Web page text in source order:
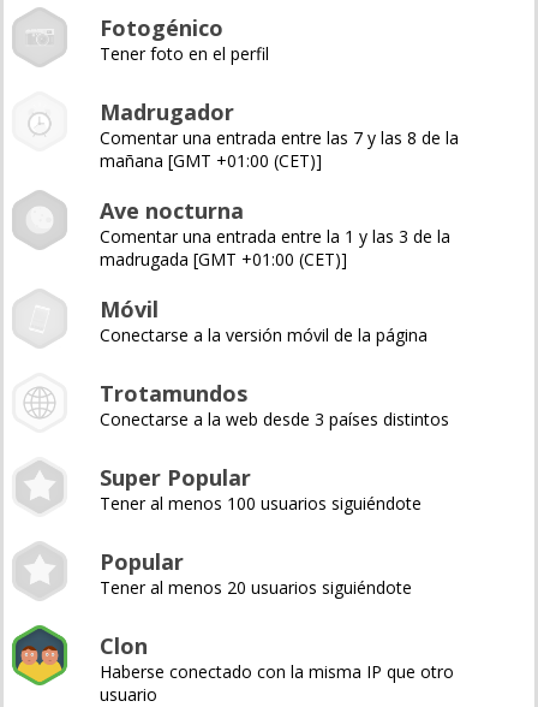
Fotogénico
Tener foto en el perfil
Madrugador
Comentar una entrada entre las 7 y las 8 de la
mañana [GMT +01:00 (CET)]
Ave nocturna
Comentar una entrada entre la 1 y las 3 de la
madrugada [GMT +01:00 (CET)]
Móvil
Conectarse a la versión móvil de la página
Trotamundos
Conectarse a la web desde 3 países distintos
Super Popular
Tener al menos 100 usuarios siguiéndote
Popular
Tener al menos 20 usuarios siguiéndote
Clon
Haberse conectado con la misma IP que otro
usuario